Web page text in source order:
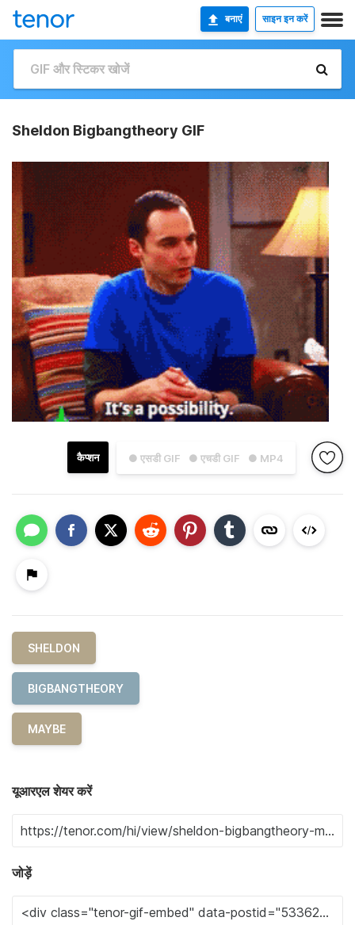
बनाएं साइन इन करें
Sheldon Bigbangtheory GIF
● एसडी GIF ● एचडी GIF ● MP4
कैप्शन
SHELDON
BIGBANGTHEORY
MAYBE
यूआरएल शेयर करें
जोड़ें